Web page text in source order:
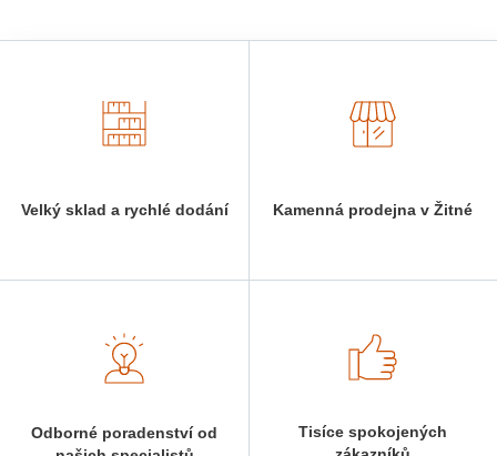
Velký sklad a rychlé dodání Kamenná prodejna v Žitné
Odborné poradenství od
Tisíce spokojených